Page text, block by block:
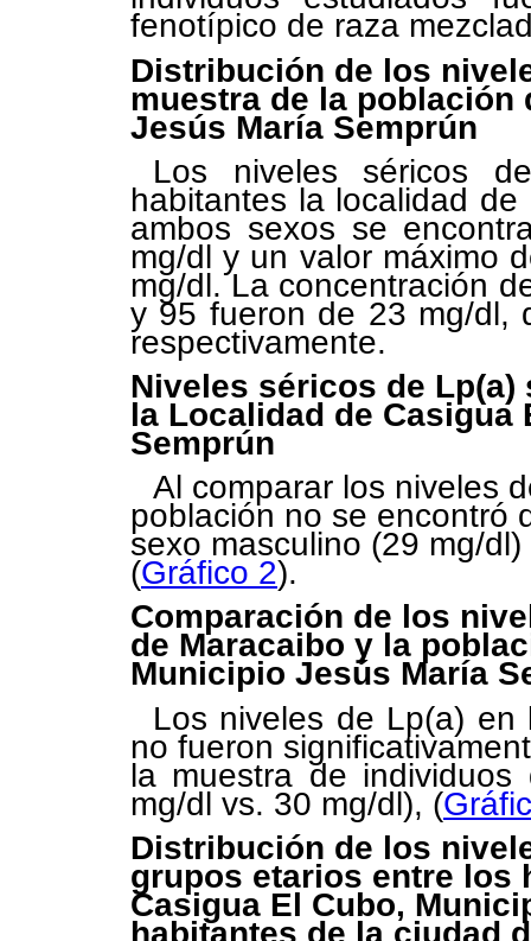
fenotípico de raza
Distribución de los
muestra de la población
Jesús María Semprún
Los niveles séricos
habitantes la localidad
ambos sexos se
mg/dl y un valor máximo
mg/dl. La concentración
y 95 fueron de 23 mg/dl,
respectivamente.
Niveles séricos de
la Localidad de Casigua
Semprún
Al comparar los niveles
población no se encontró
sexo masculino (29 mg/
(Gráfico 2).
Comparación de los
de Maracaibo y la
Municipio Jesús María
Los niveles de Lp(a)
no fueron
la muestra de
mg/dl vs. 30 mg/dl), (
Distribución de los
grupos etarios entre los
Casigua El Cubo,
habitantes de la ciudad